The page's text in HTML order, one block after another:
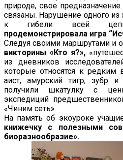
природе, свое
связаны. Нарушение одного
к гибели всей
продемонстрировала игра
Следуя своими маршрутами и
викторины «Кто я?»,
из дневников
которые относятся к редким
аист, амурский тигр, зубр
получили шкатулку с
экспедиций
«Чиним сеть».
На память об экоуроке
книжечку с полезными
биоразнообразие».